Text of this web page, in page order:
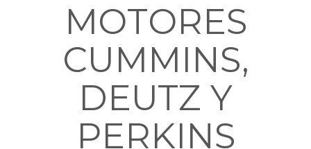
MOTORES
CUMMINS,
DEUTZ Y
PERKINS